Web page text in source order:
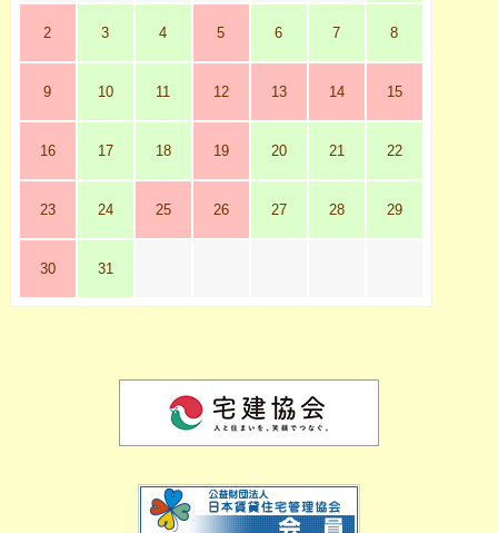
2 3 4 5 6 7 8
9 10 11 12 13 14 15
16 17 18 19 20 21 22
23 24 25 26 27 28 29
30 31